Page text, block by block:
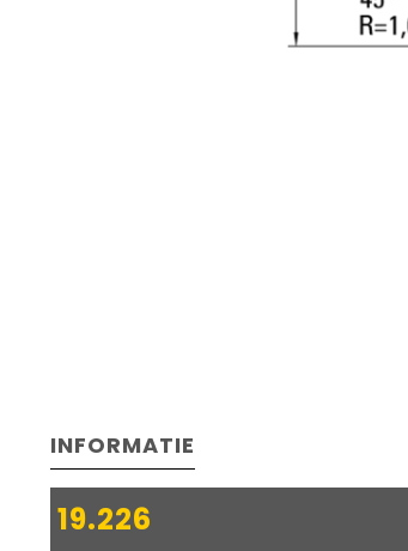
INFORMATIE
19.226